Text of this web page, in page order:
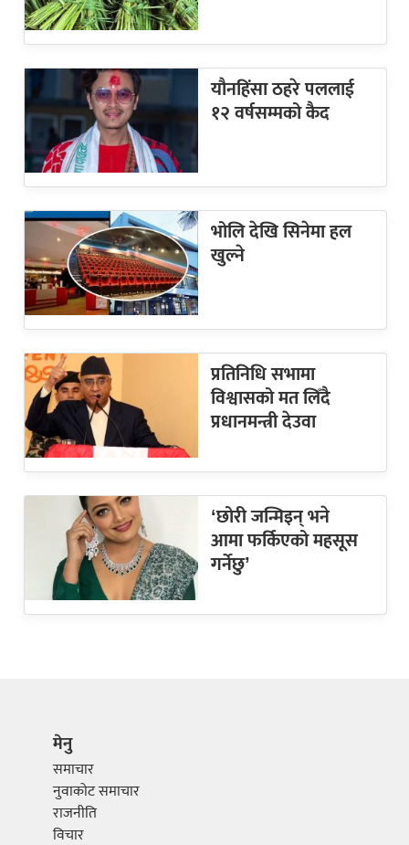
यौनहिंसा ठहरे पललाई
१२ वर्षसम्मको कैद
भोलि देखि सिनेमा हल
खुल्ने
प्रतिनिधि सभामा
विश्वासको मत लिँदै
प्रधानमन्त्री देउवा
‘छोरी जन्मिइन् भने
आमा फर्किएको महसूस
गर्नेछु’
मेनु
समाचार
नुवाकोट समाचार
राजनीति
विचार